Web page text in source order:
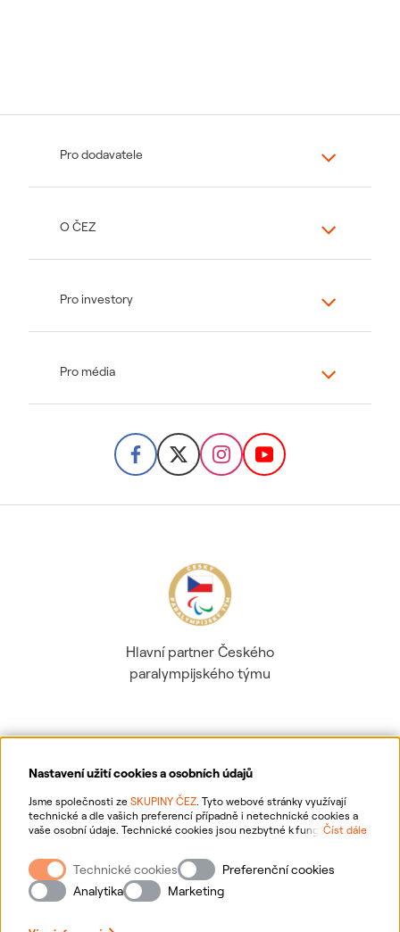
Nastavení užití cookies a osobních údajů
Jsme společnosti ze SKUPINY ČEZ. Tyto webové stránky využívají
technické a dle vašich preferencí případně i netechnické cookies a
vaše osobní údaje. Technické cookies jsou nezbytné k fungování
webové stránky vašim preferencím, k personalizaci reklam a analytice.
Pro sběr a zpracování netechnických cookies a vašich osobních údajů
nám můžete udělit souhlas. Bližší informace o vašich právech,
zpracování osobních údajů, včetně možnosti odvolání udělených
Číst dále
Technické cookies
Preferenční cookies
Analytika
Marketing
Pro dodavatele
O ČEZ
Pro investory
Pro média
Hlavní partner Českého
paralympijského týmu
Ochrana osobních údajů
Informace o webu
Nastavení cookies